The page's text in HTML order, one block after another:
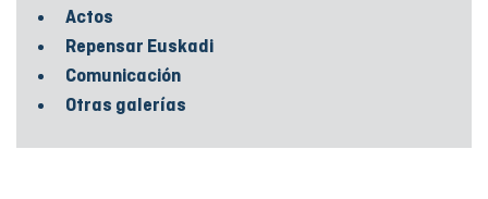
Actos
Repensar Euskadi
Comunicación
Otras galerías